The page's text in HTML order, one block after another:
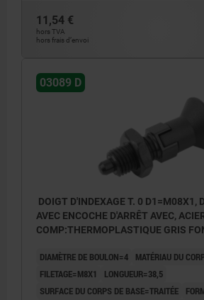
11,54 €
hors TVA
hors frais d’envoi
03089 D
DOIGT D'INDEXAGE T. 0 D1=M08X1,
AVEC ENCOCHE D'ARRÊT AVEC,
COMP:THERMOPLASTIQUE GRIS
DIAMÈTRE DE BOULON=4
MATÉRIAU DU
FILETAGE=M8X1
LONGUEUR=38,5
SURFACE DU CORPS DE BASE=TRAITÉE